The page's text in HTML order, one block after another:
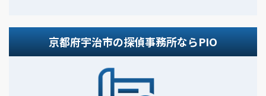
京都府宇治市の探偵事務所ならPIO